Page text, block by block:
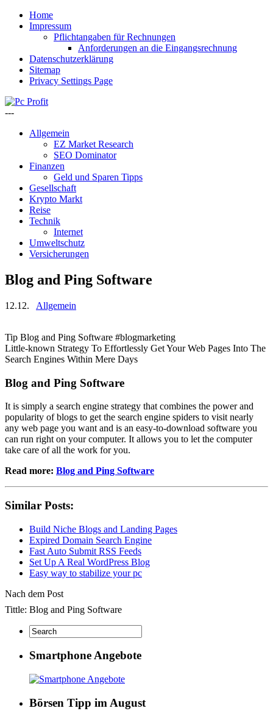
Home
Impressum
Pflichtangaben für Rechnungen
Anforderungen an die Eingangsrechnung
Datenschutzerklärung
Sitemap
Privacy Settings Page
---
Allgemein
EZ Market Research
SEO Dominator
Finanzen
Geld und Sparen Tipps
Gesellschaft
Krypto Markt
Reise
Technik
Internet
Umweltschutz
Versicherungen
Blog and Ping Software
12.12. Allgemein
Tip Blog and Ping Software #blogmarketing
Little-known Strategy To Effortlessly Get Your Web Pages Into The
Search Engines Within Mere Days
Blog and Ping Software
It is simply a search engine strategy that combines the power and
popularity of blogs to get the search engine spiders to visit nearly
any web page you want and is an easy-to-download software you
can run right on your computer. It allows you to let the computer
take care of all the work for you.
Read more: Blog and Ping Software
Similar Posts:
Build Niche Blogs and Landing Pages
Expired Domain Search Engine
Fast Auto Submit RSS Feeds
Set Up A Real WordPress Blog
Easy way to stabilize your pc
Nach dem Post
Tittle: Blog and Ping Software
Smartphone Angebote
Börsen Tipp im August